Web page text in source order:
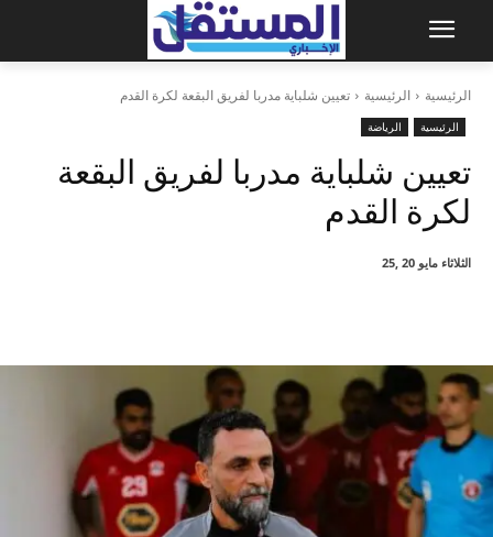
الرئيسية الرئيسية تعيين شلباية مدربا لفريق البقعة لكرة القدم
الرئيسية الرياضة
تعيين شلباية مدربا لفريق البقعة
لكرة القدم
الثلاثاء مايو 20 ,25